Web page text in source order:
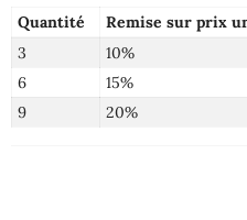
Quantité Remise sur prix
3
10%
6
15%
9
20%